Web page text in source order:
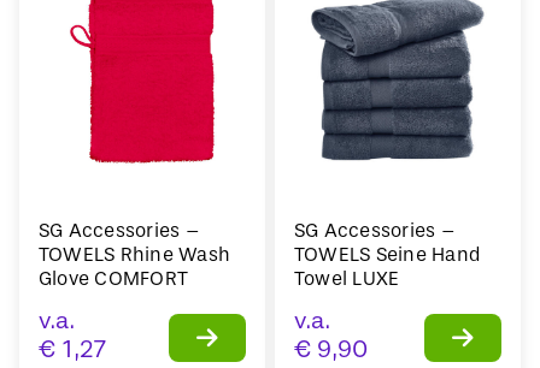
SG Accessories –
TOWELS Rhine Wash
Glove COMFORT
v.a.
€ 1,27
SG Accessories –
TOWELS Seine Hand
Towel LUXE
v.a.
€ 9,90